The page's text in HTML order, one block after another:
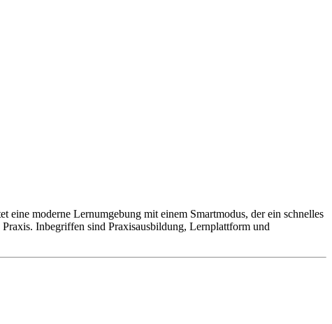
moderne Lernumgebung mit einem Smartmodus, der ein schnelles
Inbegriffen sind Praxisausbildung, Lernplattform und